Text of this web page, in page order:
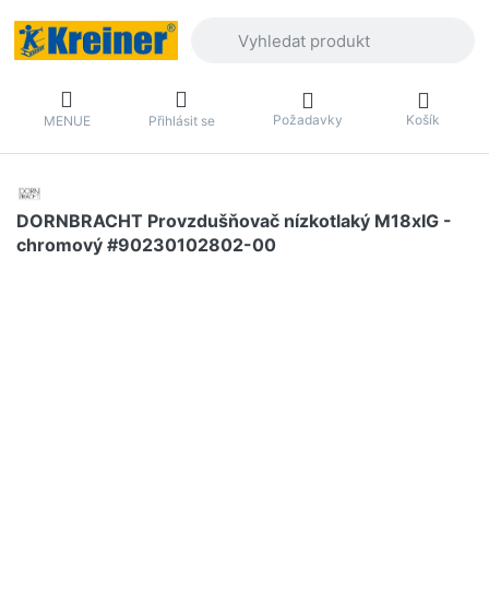
MENUE Přihlásit se Požadavky Košík
DORNBRACHT Provzdušňovač nízkotlaký M18xIG -
chromový #90230102802-00